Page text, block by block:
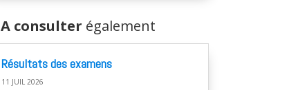
A consulter également
Résultats des examens
11 JUIL 2026